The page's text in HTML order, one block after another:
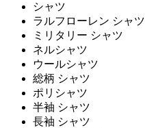
シャツ
ラルフローレン シャツ
ミリタリー シャツ
ネルシャツ
ウールシャツ
総柄 シャツ
ポリシャツ
半袖 シャツ
長袖 シャツ